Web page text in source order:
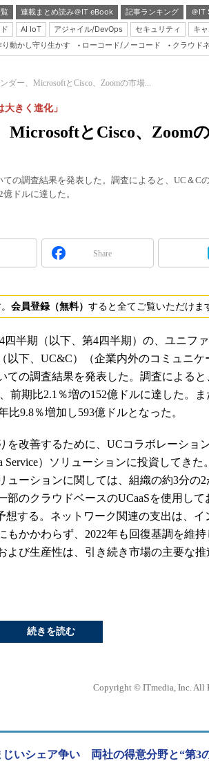
連載まとめ読み＠IT eBook 記事ランキング ＠IT
AI IoT アジャイル/DevOps セキュリティ キ
り動かし守り生かす ローコード/ノーコード クラウド
ダー、MicrosoftとCisco、Zoomの市場...
MicrosoftとCisco、Zoom
大きく進化」
の調査結果を発表した。調査によると、UC＆C
ドルに達した。
Share
会員登録（無料） すると全てご覧いただけま
半期（以下、第4四半期）の、ユニフ
以下、UC&C）（企業内外のコミュニケ
ての調査結果を発表した。調査によると
前期比2.1％増の152億ドルに達した。ま
9.8％増加し593億ドルとなった。
改善するために、UCコラボレーショ
Service）ソリューションに投資してきた
ューションに関しては、組織の約3分の2
部のクラウドベースのUCaaSを使用して
想する。ネットワーク関連の支出は、イ
もかかわらず、2022年も回復基調を維
よび生産性は、引き続き市場の主要な推
続きを読む
Copyright © ITmedia, Inc. All
じいシェア争い 両社の得意分野と“第3